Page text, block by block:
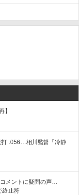
】
打 .056…相川監督「冷静
メントに疑問の声…
終止符